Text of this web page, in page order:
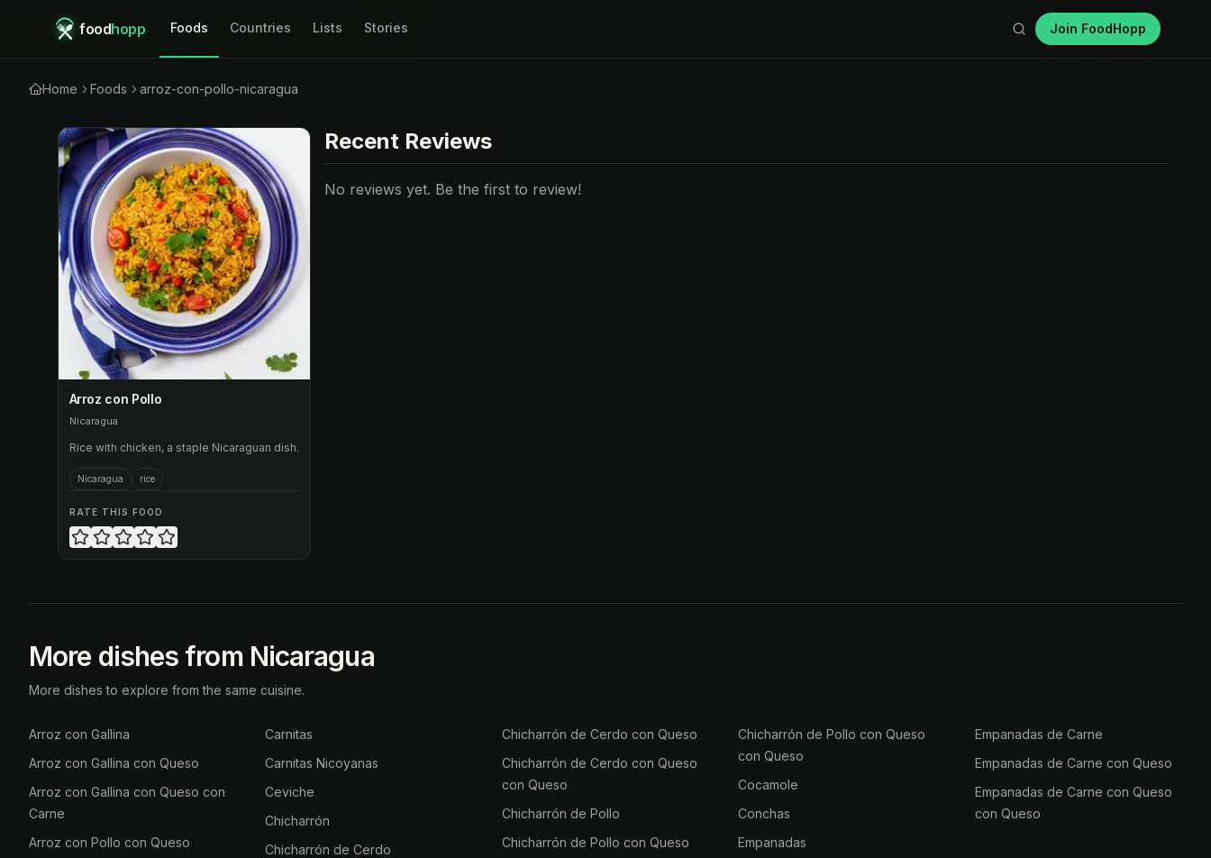
foodhopp Foods Countries Lists Stories Join FoodHopp
Home Foods arroz-con-pollo-nicaragua
Arroz con Pollo
Nicaragua
Rice with chicken, a staple Nicaraguan dish.
Nicaragua rice
RATE THIS FOOD
Recent Reviews
No reviews yet. Be the first to review!
More dishes from Nicaragua
More dishes to explore from the same cuisine.
Arroz con Gallina
Arroz con Gallina con Queso
Arroz con Gallina con Queso con
Carne
Arroz con Pollo con Queso
Carnitas
Carnitas Nicoyanas
Ceviche
Chicharrón
Chicharrón de Cerdo
Chicharrón de Cerdo con Queso
Chicharrón de Cerdo con Queso
con Queso
Chicharrón de Pollo
Chicharrón de Pollo con Queso
Chicharrón de Pollo con Queso
con Queso
Cocamole
Conchas
Empanadas
Empanadas de Carne
Empanadas de Carne con Queso
Empanadas de Carne con Queso
con Queso